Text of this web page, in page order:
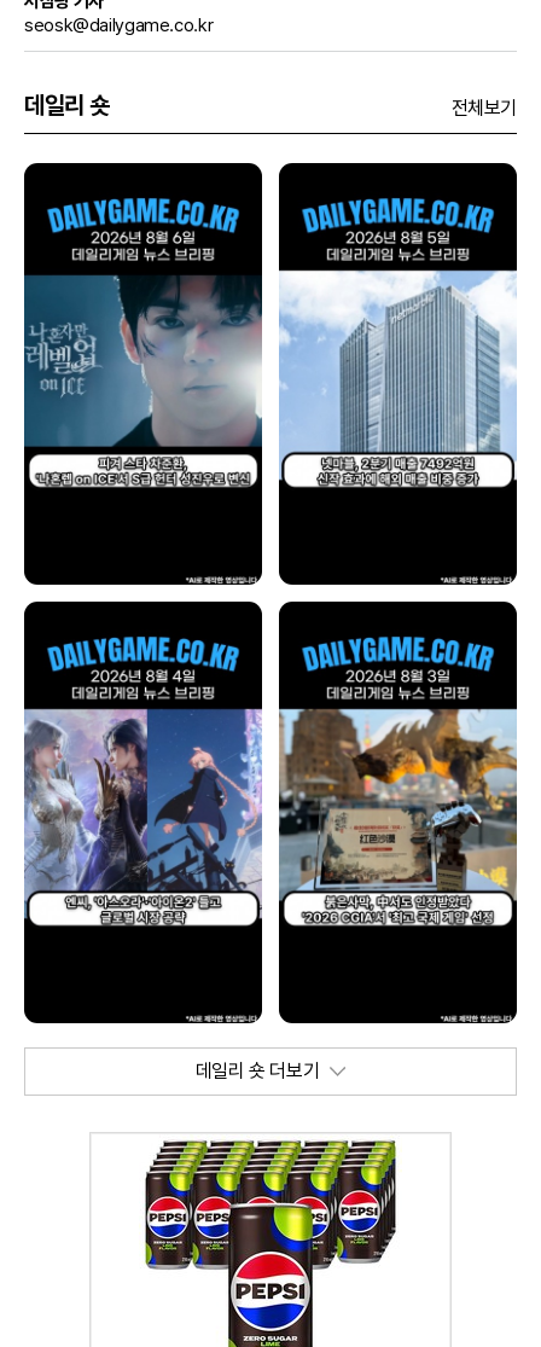
seosk@dailygame.co.kr
데일리 숏 전체보기
데일리 숏 더보기